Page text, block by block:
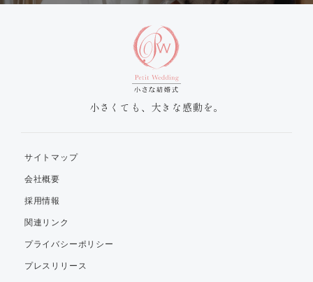
小さくても、大きな感動を。
サイトマップ
会社概要
採用情報
関連リンク
プライバシーポリシー
プレスリリース